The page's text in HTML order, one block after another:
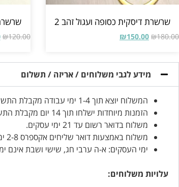
שרשרת דיסקית כסופה ועגול זהב 2
₪180.00
₪150.00
₪120.00
מידע לגבי משלוחים / אריזה / תשלום
המשלוח יוצא תוך 1-4 ימי עבודה מקבלת התשלום. אם ההזמנה דחופה, אנא ציינו זאת בהזמנה.
הזמנות מיוחדות ישלחו תוך 14 יום מקבלת התשלום. (אשתדל קודם…)
משלוח בדואר רשום עד 21 ימי עסקים.
משלוח באמצעות דואר שליחים אקספרס 2-8 ימי עסקים.
ימי העסקים: א-ה ערבי חג, שישי ושבת אינם
עלויות משלוחים: